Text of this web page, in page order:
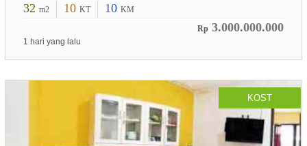
32 m2 10 KT 10 KM
Rp 3.000.000.000
1 hari yang lalu
KOST